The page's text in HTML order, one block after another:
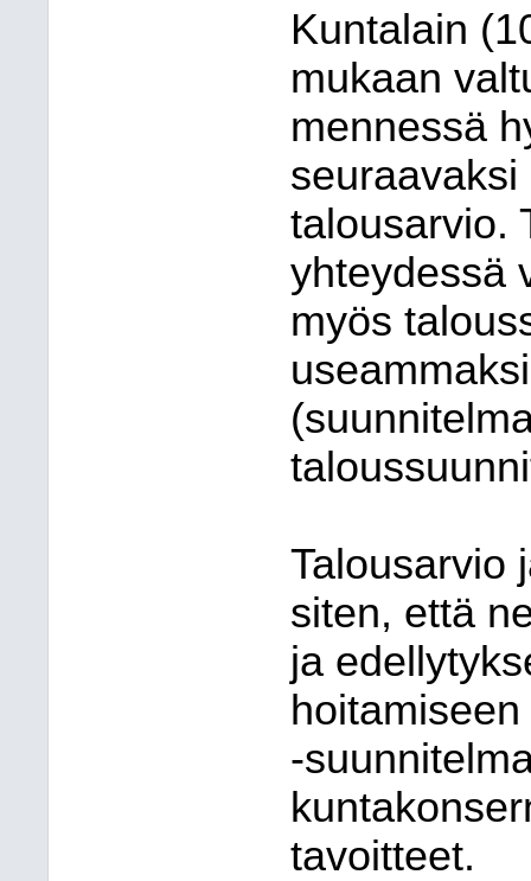
Kuntalain
mukaan
mennessä
talousarvio.
yhteydessä
myös
Talousarvio
siten, että
ja
-
tavoitteet.